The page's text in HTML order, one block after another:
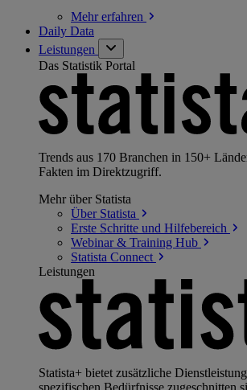
Mehrerfahren
Daily Data
Leistungen
Das Statistik Portal
Trends aus 170 Branchen in 150+
Fakten im Direktzugriff.
Mehr über Statista
Über Statista
Erste Schritte und Hilfebereich
Webinar & Training Hub
Statista Connect
Leistungen
Statista+ bietet zusätzliche
spezifischen Bedürfnisse zugeschnitten